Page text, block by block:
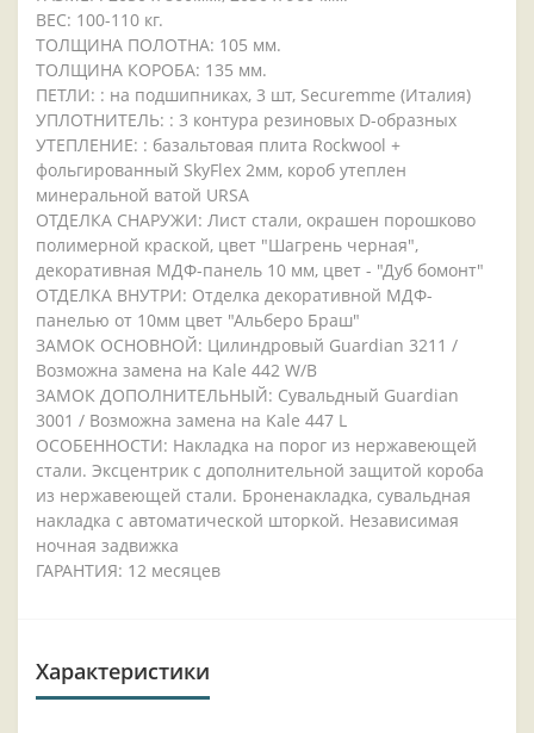
ВЕС: 100-110 кг.
ТОЛЩИНА ПОЛОТНА: 105 мм.
ТОЛЩИНА КОРОБА: 135 мм.
ПЕТЛИ: : на подшипниках, 3 шт, Securemme (Италия)
УПЛОТНИТЕЛЬ: : 3 контура резиновых D-образных
УТЕПЛЕНИЕ: : базальтовая плита Rockwool +
фольгированный SkyFlex 2мм, короб утеплен
минеральной ватой URSA
ОТДЕЛКА СНАРУЖИ: Лист стали, окрашен порошково
полимерной краской, цвет "Шагрень черная",
декоративная МДФ-панель 10 мм, цвет - "Дуб бомонт"
ОТДЕЛКА ВНУТРИ: Отделка декоративной МДФ-
панелью от 10мм цвет "Альберо Браш"
ЗАМОК ОСНОВНОЙ: Цилиндровый Guardian 3211 /
Возможна замена на Kale 442 W/B
ЗАМОК ДОПОЛНИТЕЛЬНЫЙ: Сувальдный Guardian
3001 / Возможна замена на Kale 447 L
ОСОБЕННОСТИ: Накладка на порог из нержавеющей
стали. Эксцентрик с дополнительной защитой короба
из нержавеющей стали. Броненакладка, сувальдная
накладка с автоматической шторкой. Независимая
ночная задвижка
ГАРАНТИЯ: 12 месяцев
Характеристики